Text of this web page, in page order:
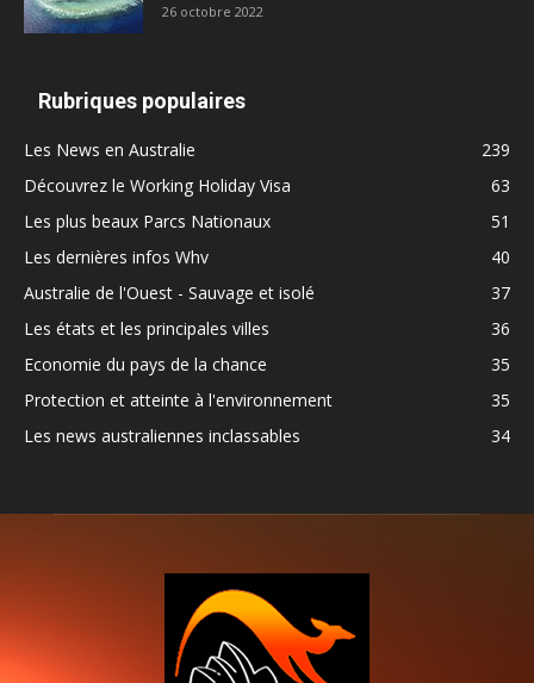
26 octobre 2022
Rubriques populaires
Les News en Australie
239
Découvrez le Working Holiday Visa
63
Les plus beaux Parcs Nationaux
51
Les dernières infos Whv
40
Australie de l'Ouest - Sauvage et isolé
37
Les états et les principales villes
36
Economie du pays de la chance
35
Protection et atteinte à l'environnement
35
Les news australiennes inclassables
34